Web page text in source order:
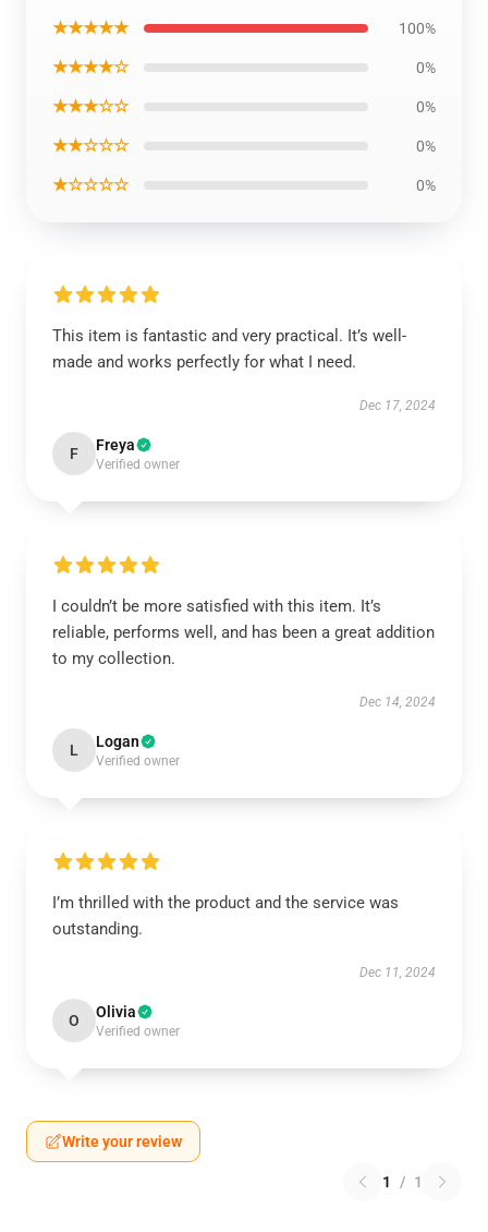
★★★★★ 100%
★★★★☆ 0%
★★★☆☆ 0%
★★☆☆☆ 0%
★☆☆☆☆ 0%
This item is fantastic and very practical. It’s well-
made and works perfectly for what I need.
Dec 17, 2024
F Freya
Verified owner
I couldn’t be more satisfied with this item. It’s
reliable, performs well, and has been a great addition
to my collection.
Dec 14, 2024
L Logan
Verified owner
I’m thrilled with the product and the service was
outstanding.
Dec 11, 2024
O Olivia
Verified owner
Write your review
1 / 1